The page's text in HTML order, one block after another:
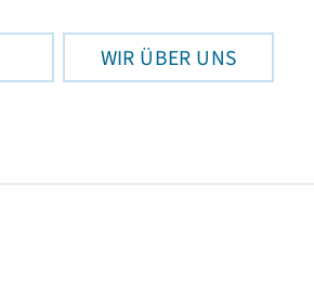
WIR ÜBER UNS